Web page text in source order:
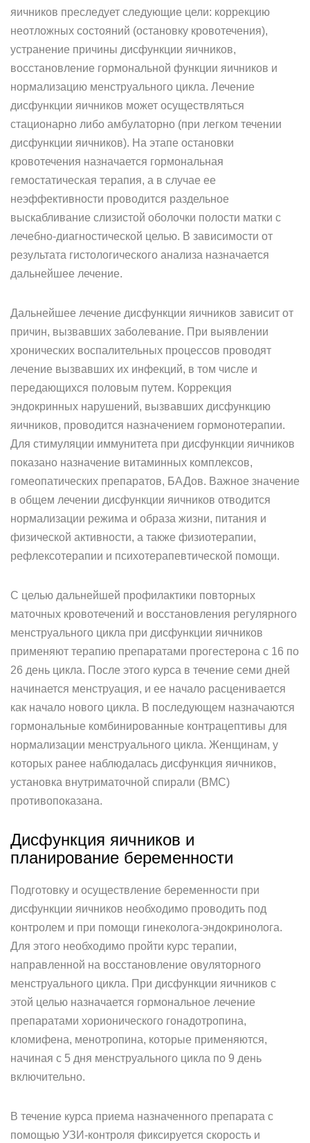
яичников преследует следующие цели: коррекцию
неотложных состояний (остановку кровотечения),
устранение причины дисфункции яичников,
восстановление гормональной функции яичников и
нормализацию менструального цикла. Лечение
дисфункции яичников может осуществляться
стационарно либо амбулаторно (при легком течении
дисфункции яичников). На этапе остановки
кровотечения назначается гормональная
гемостатическая терапия, а в случае ее
неэффективности проводится раздельное
выскабливание слизистой оболочки полости матки с
лечебно-диагностической целью. В зависимости от
результата гистологического анализа назначается
дальнейшее лечение.
Дальнейшее лечение дисфункции яичников зависит от
причин, вызвавших заболевание. При выявлении
хронических воспалительных процессов проводят
лечение вызвавших их инфекций, в том числе и
передающихся половым путем. Коррекция
эндокринных нарушений, вызвавших дисфункцию
яичников, проводится назначением гормонотерапии.
Для стимуляции иммунитета при дисфункции яичников
показано назначение витаминных комплексов,
гомеопатических препаратов, БАДов. Важное значение
в общем лечении дисфункции яичников отводится
нормализации режима и образа жизни, питания и
физической активности, а также физиотерапии,
рефлексотерапии и психотерапевтической помощи.
С целью дальнейшей профилактики повторных
маточных кровотечений и восстановления регулярного
менструального цикла при дисфункции яичников
применяют терапию препаратами прогестерона с 16 по
26 день цикла. После этого курса в течение семи дней
начинается менструация, и ее начало расценивается
как начало нового цикла. В последующем назначаются
гормональные комбинированные контрацептивы для
нормализации менструального цикла. Женщинам, у
которых ранее наблюдалась дисфункция яичников,
установка внутриматочной спирали (ВМС)
противопоказана.
Дисфункция яичников и
планирование беременности
Подготовку и осуществление беременности при
дисфункции яичников необходимо проводить под
контролем и при помощи гинеколога-эндокринолога.
Для этого необходимо пройти курс терапии,
направленной на восстановление овуляторного
менструального цикла. При дисфункции яичников с
этой целью назначается гормональное лечение
препаратами хорионического гонадотропина,
кломифена, менотропина, которые применяются,
начиная с 5 дня менструального цикла по 9 день
включительно.
В течение курса приема назначенного препарата с
помощью УЗИ-контроля фиксируется скорость и